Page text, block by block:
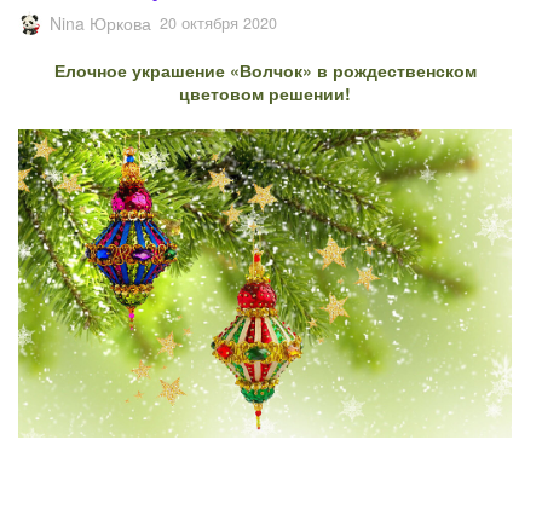
Nina Юркова 20 октября 2020
Елочное украшение «Волчок» в рождественском
цветовом решении!